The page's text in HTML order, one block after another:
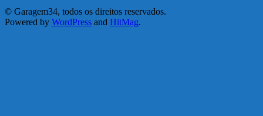
© Garagem34, todos os direitos reservados.
Powered by WordPress and HitMag.